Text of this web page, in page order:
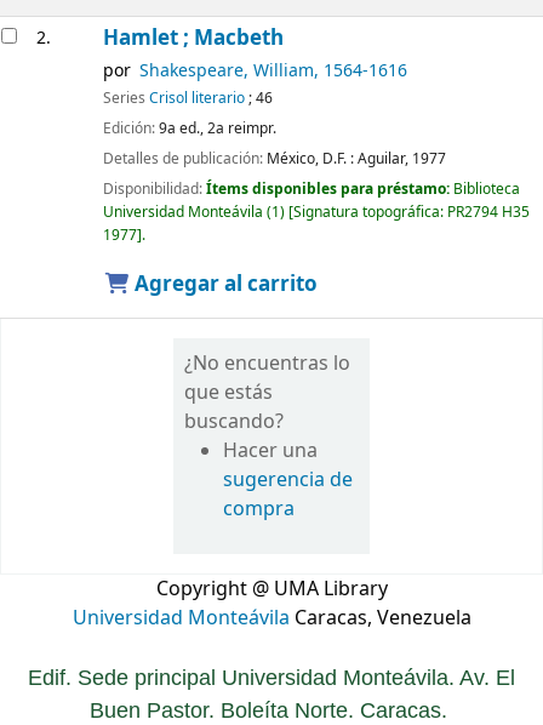
2. Hamlet ; Macbeth
por Shakespeare, William, 1564-1616
Series Crisol literario; 46
Edición:9a ed., 2a reimpr.
Detalles de publicación: México, D.F. :Aguilar, 1977
Disponibilidad:Ítems disponibles para préstamo: Biblioteca
Universidad Monteávila (1) Signatura topográfica: PR2794 H35
1977 .
Agregar al carrito
¿No encuentras lo
que estás
buscando?
Hacer una
sugerencia de
compra
Copyright @ UMA Library
Universidad Monteávila Caracas, Venezuela
Edif. Sede principal Universidad Monteávila. Av. El
Buen Pastor. Boleíta Norte. Caracas.